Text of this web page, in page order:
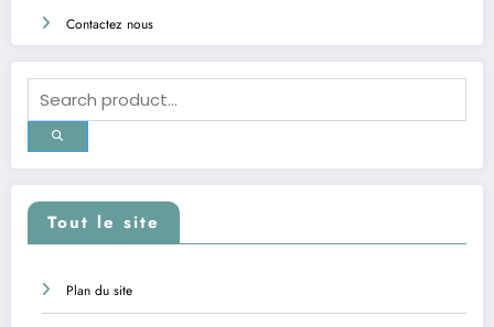
Contactez nous
Tout le site
Plan du site